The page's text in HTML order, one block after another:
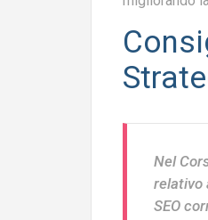
Nel
relativo
SEO